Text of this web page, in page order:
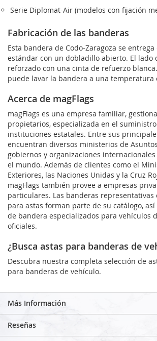
Serie Diplomat-Air (modelos con fijación
Fabricación de las banderas
Esta bandera de Codo-Zaragoza se
estándar con un dobladillo abierto. El lado
reforzado con una cinta de refuerzo
puede lavar la bandera a una temperatura
Acerca de magFlags
magFlags es una empresa familiar,
propietarios, especializada en el
instituciones estatales. Entre sus
encuentran diversos ministerios de
gobiernos y organizaciones
el mundo. Además de clientes como el
Exteriores, las Naciones Unidas y la Cruz
magFlags también provee a empresas
particulares. Las banderas representativas
para astas forman parte de su catálogo,
de bandera especializados para vehículos
oficiales.
¿Busca astas para banderas de
Descubra nuestra completa selección de
para banderas de vehículo.
Más Información
Reseñas